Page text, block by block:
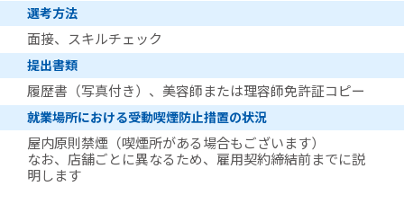
選考方法
面接、スキルチェック
提出書類
履歴書（写真付き）、美容師または理容師免許証コピー
就業場所における受動喫煙防止措置の状況
屋内原則禁煙（喫煙所がある場合もございます）
なお、店舗ごとに異なるため、雇用契約締結前までに説
明します